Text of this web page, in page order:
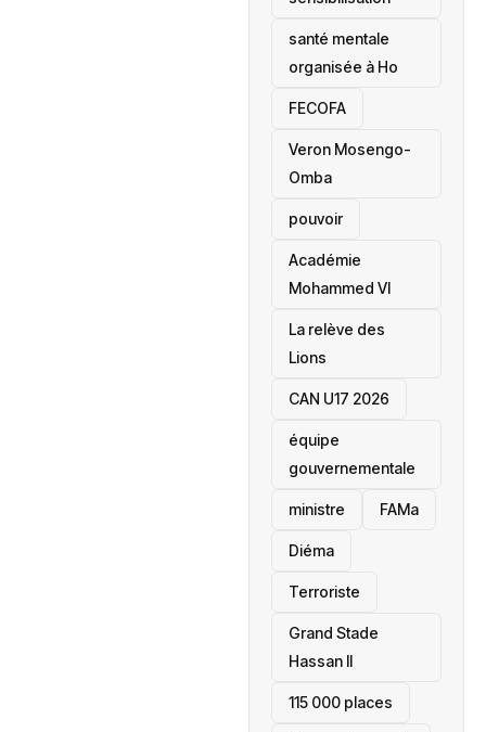
santé mentale
organisée à Ho
‎FECOFA
Veron Mosengo-
Omba
pouvoir
Académie
Mohammed VI
La relève des
Lions
CAN U17 2026
équipe
gouvernementale
ministre FAMa
Diéma
Terroriste
Grand Stade
Hassan II
115 000 places